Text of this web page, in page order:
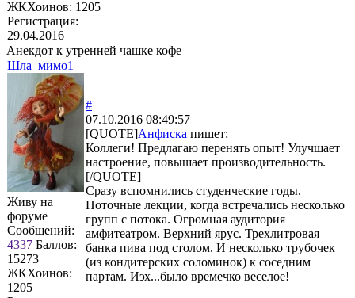
ЖКХоинов: 1205
Регистрация:
29.04.2016
Анекдот к утренней чашке кофе
Шла_мимо1
Живу на
форуме
Сообщений:
4337 Баллов:
15273
ЖКХоинов:
1205
#
07.10.2016 08:49:57
[QUOTE]Анфиска пишет:
Коллеги! Предлагаю перенять опыт! Улучшает
настроение, повышает производительность.
[/QUOTE]
Сразу вспомнились студенческие годы.
Поточные лекции, когда встречались несколько
групп с потока. Огромная аудитория
амфитеатром. Верхний ярус. Трехлитровая
банка пива под столом. И несколько трубочек
(из кондитерских соломинок) к соседним
партам. Иэх...было времечко веселое!